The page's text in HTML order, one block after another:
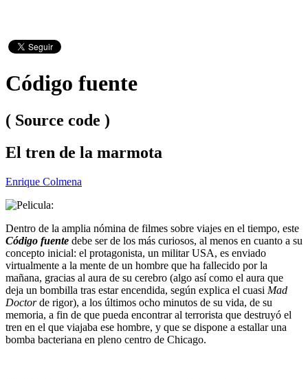
Código fuente
( Source code )
El tren de la marmota
Enrique Colmena
Dentro de la amplia nómina de filmes sobre viajes en el tiempo, este
Código fuente debe ser de los más curiosos, al menos en cuanto a su
concepto inicial: el protagonista, un militar USA, es enviado
virtualmente a la mente de un hombre que ha fallecido por la
mañana, gracias al aura de su cerebro (algo así como el aura que
deja un bombilla tras estar encendida, según explica el cuasi Mad
Doctorde rigor), a los últimos ocho minutos de su vida, de su
memoria, a fin de que pueda encontrar al terrorista que destruyó el
tren en el que viajaba ese hombre, y que se dispone a estallar una
bomba bacteriana en pleno centro de Chicago.